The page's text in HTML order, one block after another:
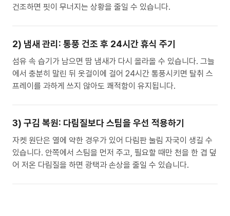
건조하면 핏이 무너지는 상황을 줄일 수 있습니다.
2) 냄새 관리: 통풍 건조 후 24시간 휴식 주기
섬유 속 습기가 남으면 땀 냄새가 다시 올라올 수 있습니다. 그늘
에서 충분히 말린 뒤 옷걸이에 걸어 24시간 통풍시키면 탈취 스
프레이를 과하게 쓰지 않아도 쾌적함이 유지됩니다.
3) 구김 복원: 다림질보다 스팀을 우선 적용하기
자켓 원단은 열에 약한 경우가 있어 다림판 눌림 자국이 생길 수
있습니다. 안쪽에서 스팀을 먼저 주고, 필요할 때만 천을 한 겹 덮
어 저온 다림질을 하면 광택과 손상을 줄일 수 있습니다.